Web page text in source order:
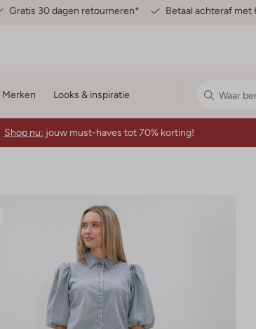
Gratis 30 dagen retourneren* Betaal achteraf met
Merken Looks & inspiratie
Shop nu: jouw must-haves tot 70% korting!